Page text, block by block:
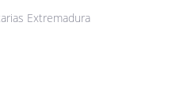
Extremadura